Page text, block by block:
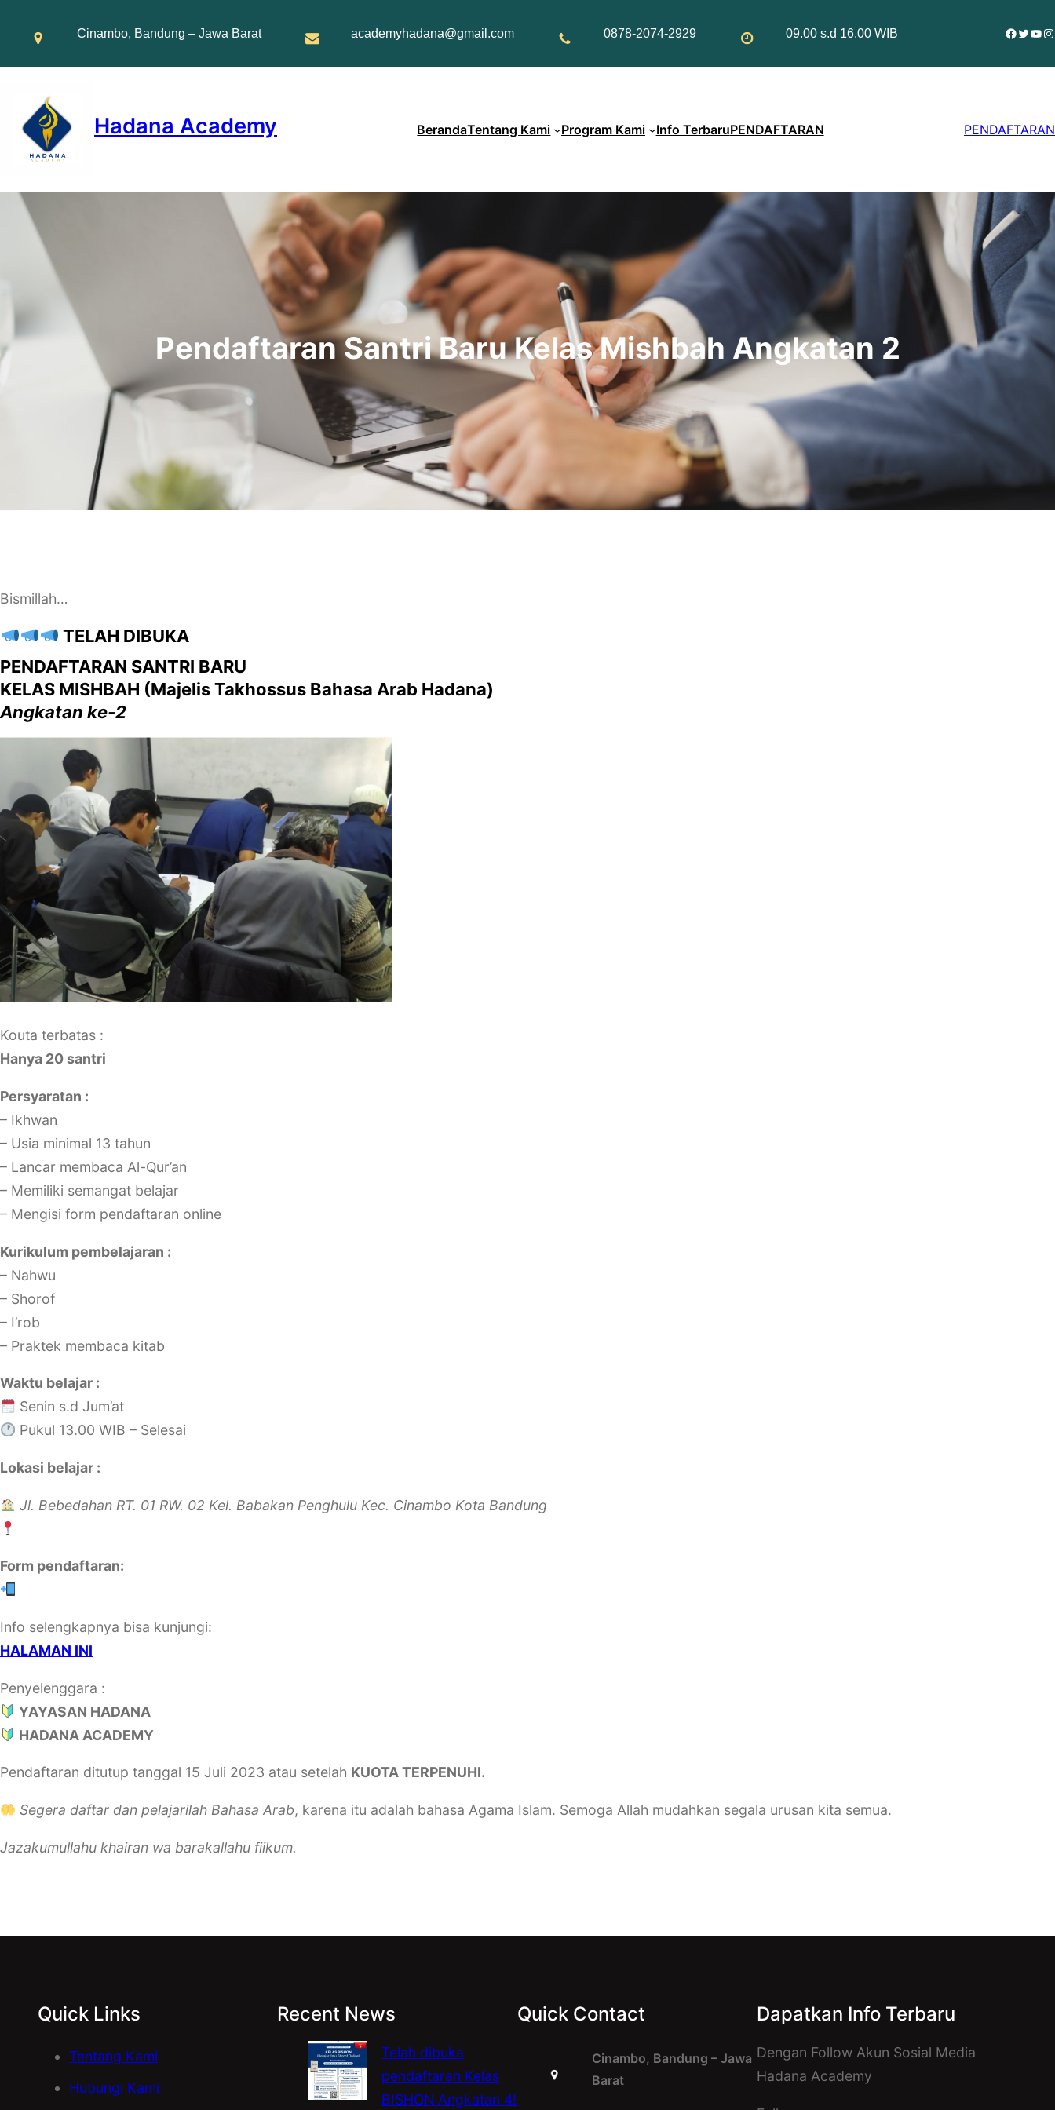
Cinambo, Bandung – Jawa Barat academyhadana@gmail.com 0878-2074-2929 09.00 s.d 16.00 WIB
Hadana Academy BerandaTentang Kami Program Kami Info TerbaruPENDAFTARAN PENDAFTARAN
Pendaftaran Santri Baru Kelas Mishbah Angkatan 2
Bismillah…
TELAH DIBUKA
PENDAFTARAN SANTRI BARU
KELAS MISHBAH (Majelis Takhossus Bahasa Arab Hadana)
Angkatan ke-2
Kouta terbatas :
Hanya 20 santri
Persyaratan :
– Ikhwan
– Usia minimal 13 tahun
– Lancar membaca Al-Qur’an
– Memiliki semangat belajar
– Mengisi form pendaftaran online
Kurikulum pembelajaran :
– Nahwu
– Shorof
– I’rob
– Praktek membaca kitab
Waktu belajar :
Senin s.d Jum’at
Pukul 13.00 WIB – Selesai
Lokasi belajar :
Jl. Bebedahan RT. 01 RW. 02 Kel. Babakan Penghulu Kec. Cinambo Kota Bandung
Form pendaftaran:
Info selengkapnya bisa kunjungi:
HALAMAN INI
Penyelenggara :
YAYASAN HADANA
HADANA ACADEMY
Pendaftaran ditutup tanggal 15 Juli 2023 atau setelah KUOTA TERPENUHI.
Segera daftar dan pelajarilah Bahasa Arab, karena itu adalah bahasa Agama Islam. Semoga Allah mudahkan segala urusan kita semua.
Jazakumullahu khairan wa barakallahu fiikum.
Quick Links
Tentang Kami
Hubungi Kami
Recent News
Telah dibuka
pendaftaran Kelas
BISHON Angkatan 4!
Quick Contact
Cinambo, Bandung – Jawa
Barat
Dapatkan Info Terbaru
Dengan Follow Akun Sosial Media
Hadana Academy